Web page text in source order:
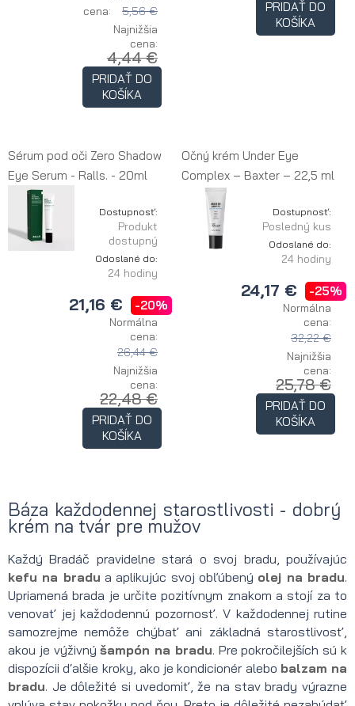
cena:
5,56 €
Najnižšia
cena:
4,44 €
PRIDAŤ DO
KOŠÍKA
PRIDAŤ DO
KOŠÍKA
Sérum pod oči Zero Shadow
Eye Serum - Ralls. - 20ml
Dostupnosť:
Produkt
dostupný
Odoslané do:
24 hodiny
21,16 € -20%
Normálna
cena:
26,44 €
Najnižšia
cena:
22,48 €
PRIDAŤ DO
KOŠÍKA
Očný krém Under Eye
Complex – Baxter – 22,5 ml
Dostupnosť:
Posledný kus
Odoslané do:
24 hodiny
24,17 € -25%
Normálna
cena:
32,22 €
Najnižšia
cena:
25,78 €
PRIDAŤ DO
KOŠÍKA
Báza každodennej starostlivosti - dobrý
krém na tvár pre mužov
Každý Bradáč pravidelne stará o svoj bradu, používajúc
kefu na bradu a aplikujúc svoj obľúbený olej na bradu.
Upriamená brada je určite pozitívnym znakom a stojí za to
venovať jej každodennú pozornosť. V každodennej rutine
samozrejme nemôže chýbať ani základná starostlivosť,
akou je výživnýšampón na bradu. Pre pokročilejších sú k
dispozícii ďalšie kroky, ako je kondicionér alebo balzam na
bradu. Je dôležité si uvedomiť, že na stav brady výrazne